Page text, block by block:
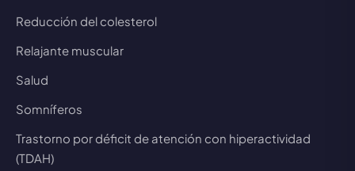
Reducción del colesterol
Relajante muscular
Salud
Somníferos
Trastorno por déficit de atención con hiperactividad
(TDAH)